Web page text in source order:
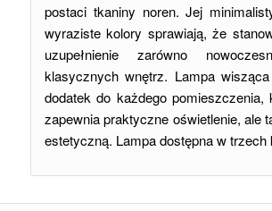
postaci tkaniny noren. Jej
wyraziste kolory sprawiają, że
uzupełnienie zarówno
klasycznych wnętrz. Lampa
dodatek do każdego
zapewnia praktyczne oświetlenie, ale
estetyczną. Lampa dostępna w trzech